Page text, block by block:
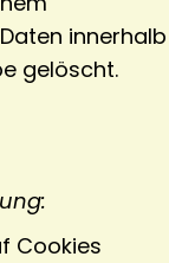
innerhalb
gelöscht.
Cookies